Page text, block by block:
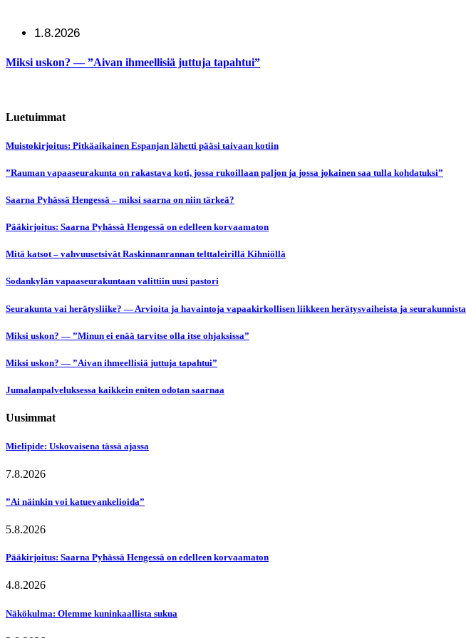
1.8.2026
Miksi uskon? — ”Aivan ihmeellisiä juttuja tapahtui”
Luetuimmat
Muistokirjoitus: Pitkäaikainen Espanjan lähetti pääsi taivaan kotiin
”Rauman vapaaseurakunta on rakastava koti, jossa rukoillaan paljon ja jossa jokainen saa tulla kohdatuksi”
Saarna Pyhässä Hengessä – miksi saarna on niin tärkeä?
Pääkirjoitus: Saarna Pyhässä Hengessä on edelleen korvaamaton
Mitä katsot – vahvuusetsivät Raskinnanrannan telttaleirillä Kihniöllä
Sodankylän vapaaseurakuntaan valittiin uusi pastori
Seurakunta vai herätysliike? — Arvioita ja havaintoja vapaakirkollisen liikkeen herätysvaiheista ja seurakunnista
Miksi uskon? — ”Minun ei enää tarvitse olla itse ohjaksissa”
Miksi uskon? — ”Aivan ihmeellisiä juttuja tapahtui”
Jumalanpalveluksessa kaikkein eniten odotan saarnaa
Uusimmat
Mielipide: Uskovaisena tässä ajassa
7.8.2026
”Ai näinkin voi katuevankelioida”
5.8.2026
Pääkirjoitus: Saarna Pyhässä Hengessä on edelleen korvaamaton
4.8.2026
Näkökulma: Olemme kuninkaallista sukua